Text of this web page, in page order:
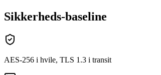
Sikkerheds-baseline
AES-256 i hvile, TLS 1.3 i transit